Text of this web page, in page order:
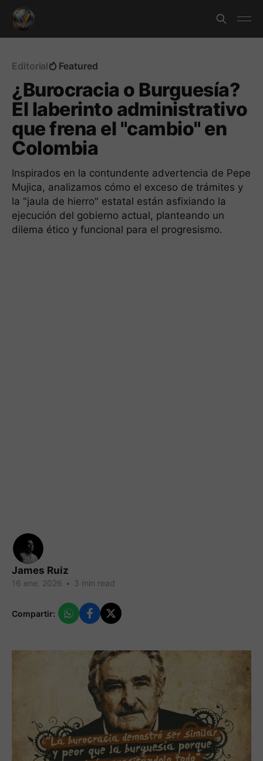
Editorial Featured
¿Burocracia o Burguesía?
El laberinto administrativo
que frena el "cambio" en
Colombia
Inspirados en la contundente advertencia de Pepe
Mujica, analizamos cómo el exceso de trámites y
la "jaula de hierro" estatal están asfixiando la
ejecución del gobierno actual, planteando un
dilema ético y funcional para el progresismo.
James Ruiz
16 ene. 2026 • 3 min read
Compartir: